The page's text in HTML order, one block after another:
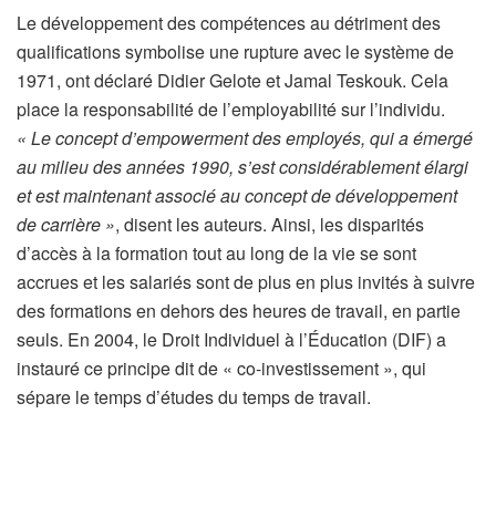
Le développement des compétences au détriment des
qualifications symbolise une rupture avec le système de
1971, ont déclaré Didier Gelote et Jamal Teskouk. Cela
place la responsabilité de l’employabilité sur l’individu.
« Le concept d’empowerment des employés, qui a émergé
au milieu des années 1990, s’est considérablement élargi
et est maintenant associé au concept de développement
de carrière », disent les auteurs. Ainsi, les disparités
d’accès à la formation tout au long de la vie se sont
accrues et les salariés sont de plus en plus invités à suivre
des formations en dehors des heures de travail, en partie
seuls. En 2004, le Droit Individuel à l’Éducation (DIF) a
instauré ce principe dit de « co-investissement », qui
sépare le temps d’études du temps de travail.